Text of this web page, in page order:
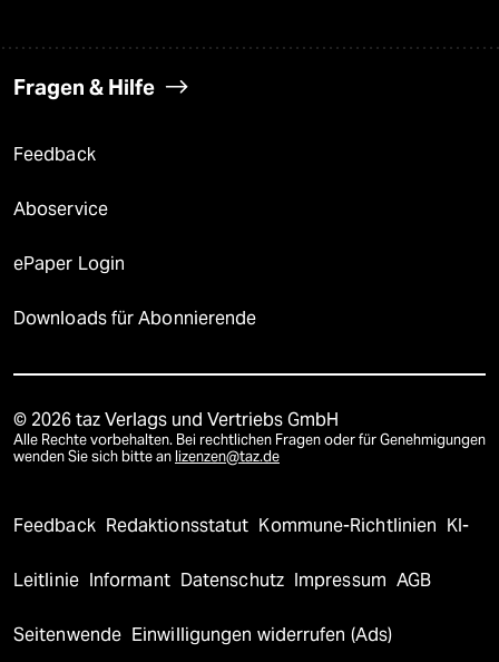
Fragen & Hilfe
Feedback
Aboservice
ePaper Login
Downloads für Abonnierende
© 2026 taz Verlags und Vertriebs GmbH
Alle Rechte vorbehalten. Bei rechtlichen Fragen oder für Genehmigungen
wenden Sie sich bitte an lizenzen@taz.de
Feedback Redaktionsstatut Kommune-Richtlinien KI-
Leitlinie Informant Datenschutz Impressum AGB
Seitenwende Einwilligungen widerrufen (Ads)